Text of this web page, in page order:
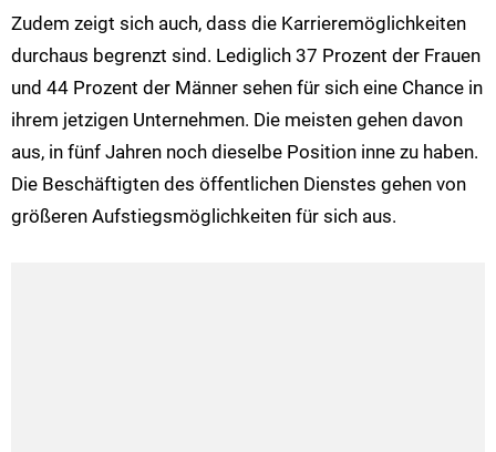
Zudem zeigt sich auch, dass die Karrieremöglichkeiten
durchaus begrenzt sind. Lediglich 37 Prozent der Frauen
und 44 Prozent der Männer sehen für sich eine Chance in
ihrem jetzigen Unternehmen. Die meisten gehen davon
aus, in fünf Jahren noch dieselbe Position inne zu haben.
Die Beschäftigten des öffentlichen Dienstes gehen von
größeren Aufstiegsmöglichkeiten für sich aus.